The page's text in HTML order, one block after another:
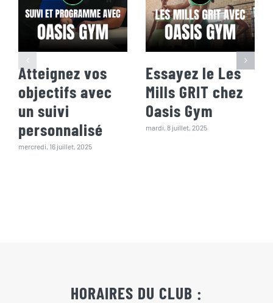
Atteignez vos
objectifs avec
un suivi
personnalisé
mercredi, 16 juillet, 2025
Essayez le Les
Mills GRIT chez
Oasis Gym
mardi, 8 juillet, 2025
HORAIRES DU CLUB :